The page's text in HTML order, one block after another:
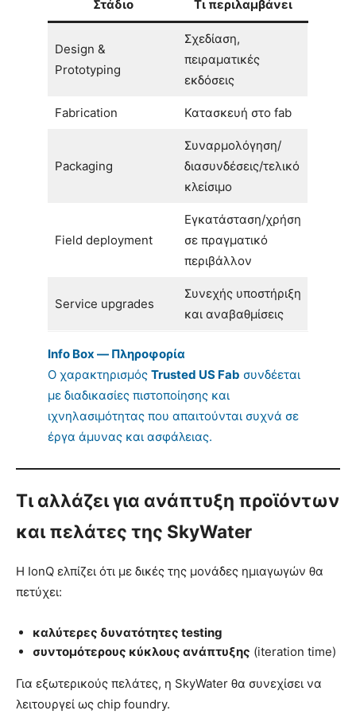
Στάδιο Τι περιλαμβάνει
Design &
Prototyping
Σχεδίαση,
πειραματικές
εκδόσεις
Fabrication Κατασκευή στο fab
Packaging
Συναρμολόγηση/
διασυνδέσεις/τελικό
κλείσιμο
Field deployment
Εγκατάσταση/χρήση
σε πραγματικό
περιβάλλον
Service upgrades
Συνεχής υποστήριξη
και αναβαθμίσεις
Info Box — Πληροφορία
Ο χαρακτηρισμός Trusted US Fab συνδέεται
με διαδικασίες πιστοποίησης και
ιχνηλασιμότητας που απαιτούνται συχνά σε
έργα άμυνας και ασφάλειας.
Τι αλλάζει για ανάπτυξη προϊόντων
και πελάτες της SkyWater
Η IonQ ελπίζει ότι με δικές της μονάδες ημιαγωγών θα
πετύχει:
καλύτερες δυνατότητες testing
συντομότερους κύκλους ανάπτυξης (iteration time)
Για εξωτερικούς πελάτες, η SkyWater θα συνεχίσει να
λειτουργεί ως chip foundry.